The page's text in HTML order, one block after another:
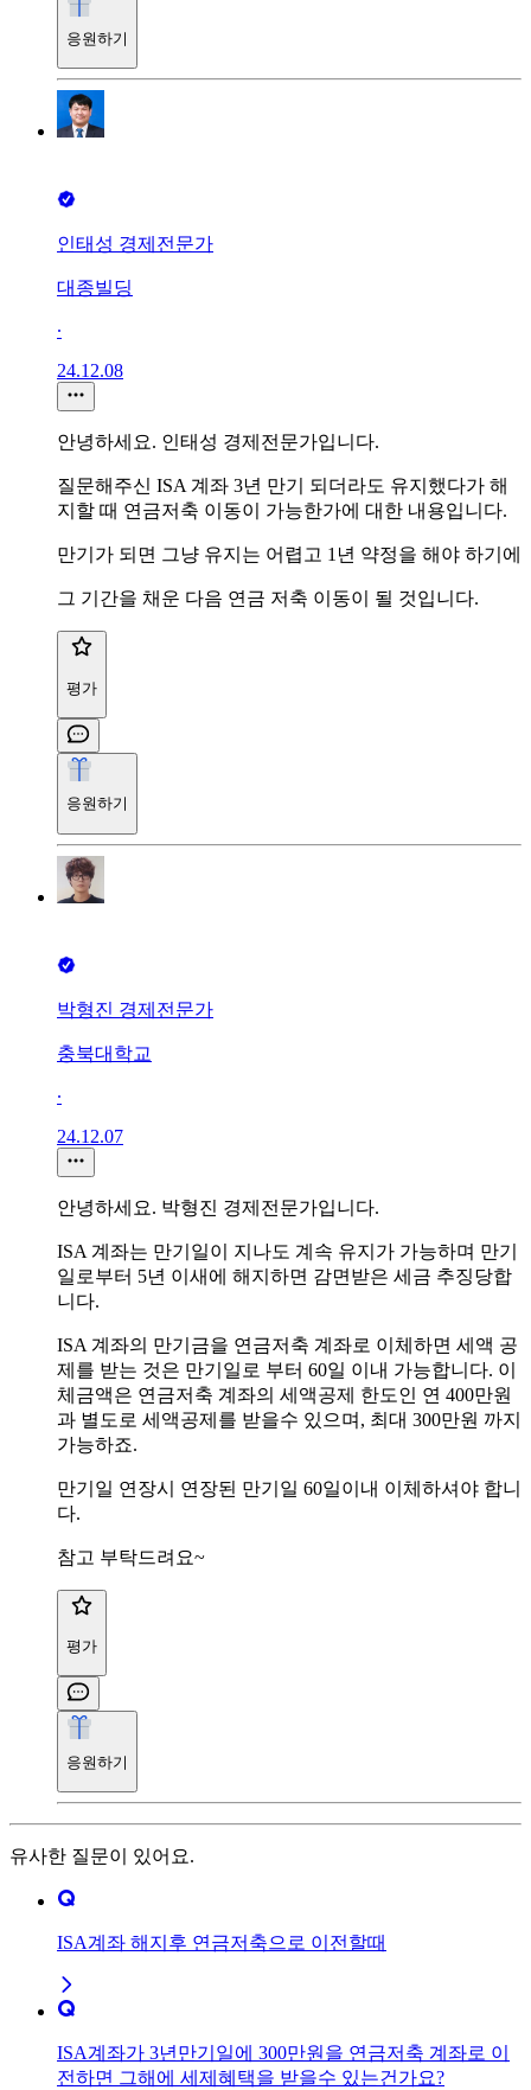
응원하기
인태성 경제전문가
대종빌딩
∙
24.12.08
안녕하세요. 인태성 경제전문가입니다.
질문해주신 ISA 계좌 3년 만기 되더라도 유지했다가 해
지할 때 연금저축 이동이 가능한가에 대한 내용입니다.
만기가 되면 그냥 유지는 어렵고 1년 약정을 해야 하기에
그 기간을 채운 다음 연금 저축 이동이 될 것입니다.
평가
응원하기
박형진 경제전문가
충북대학교
∙
24.12.07
안녕하세요. 박형진 경제전문가입니다.
ISA 계좌는 만기일이 지나도 계속 유지가 가능하며 만기
일로부터 5년 이새에 해지하면 감면받은 세금 추징당합
니다.
ISA 계좌의 만기금을 연금저축 계좌로 이체하면 세액 공
제를 받는 것은 만기일로 부터 60일 이내 가능합니다. 이
체금액은 연금저축 계좌의 세액공제 한도인 연 400만원
과 별도로 세액공제를 받을수 있으며, 최대 300만원 까지
가능하죠.
만기일 연장시 연장된 만기일 60일이내 이체하셔야 합니
다.
참고 부탁드려요~
평가
응원하기
유사한 질문이 있어요.
ISA계좌 해지후 연금저축으로 이전할때
ISA계좌가 3년만기일에 300만원을 연금저축 계좌로 이
전하면 그해에 세제혜택을 받을수 있는건가요?